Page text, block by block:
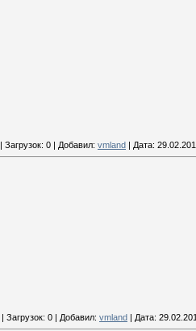
| Загрузок: 0 | Добавил: vmland | Дата:
| Загрузок: 0 | Добавил: vmland | Дата: